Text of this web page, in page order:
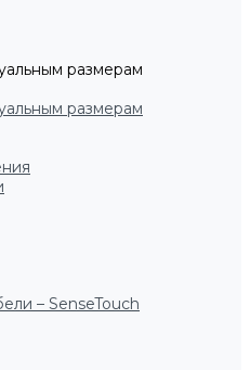
размерам
размерам
– SenseTouch